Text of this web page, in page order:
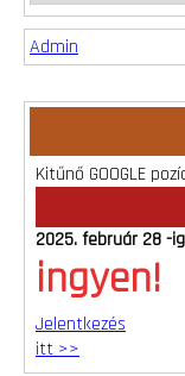
Admin
Kitűnő GOOGLE
2025. február 28 -ig
ingyen!
Jelentkezés
itt >>